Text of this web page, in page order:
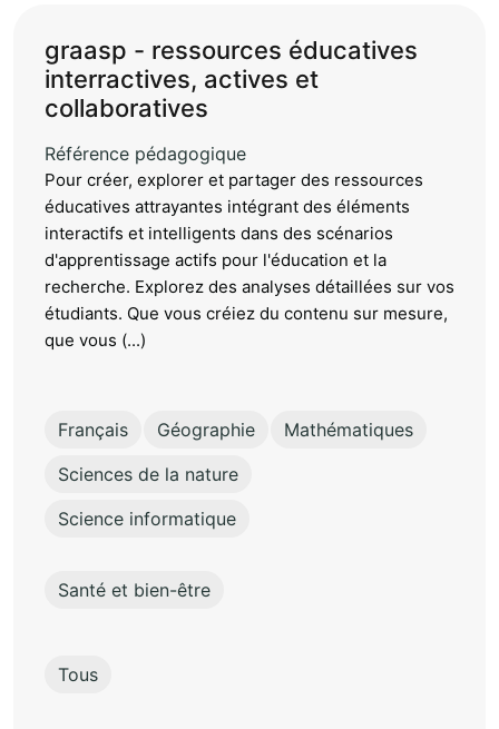
graasp - ressources éducatives
interractives, actives et
collaboratives
Référence pédagogique
Pour créer, explorer et partager des ressources
éducatives attrayantes intégrant des éléments
interactifs et intelligents dans des scénarios
d'apprentissage actifs pour l'éducation et la
recherche. Explorez des analyses détaillées sur vos
étudiants. Que vous créiez du contenu sur mesure,
que vous (...)
Français Géographie
Mathématiques
Sciences de la nature
Science informatique
Santé et bien-être
Tous